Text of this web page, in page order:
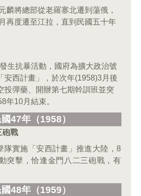
麟將總部從老羅寨北遷到蕩俄，
再度遷至江拉，直到民國五十年
生抗暴活動，國府為擴大政治號
安西計畫」，於次年(1958)3月後
投彈藥、開辦第七期幹訓班並突
年10月結束。
國47年（1958）
砲戰
隊實施「安西計畫」推進大陸，8
突擊，恰逢金門八二三砲戰，有
國48年（1959）